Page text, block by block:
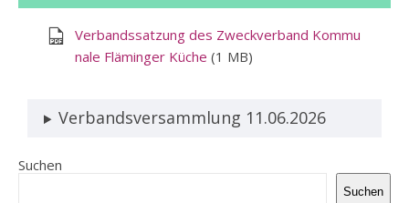
Verbandssatzung des Zweckverband Kommu
nale Fläminger Küche (1 MB)
Verbandsversammlung 11.06.2026
Suchen
Suchen